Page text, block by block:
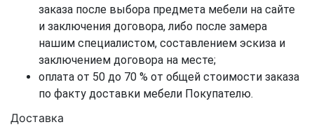
заказа после выбора предмета мебели на сайте
и заключения договора, либо после замера
нашим специалистом, составлением эскиза и
заключением договора на месте;
оплата от 50 до 70 % от общей стоимости заказа
по факту доставки мебели Покупателю.
Доставка